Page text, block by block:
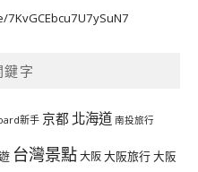
鍵字
新手 京都 北海道 南投旅行
台灣景點大阪大阪旅行大阪